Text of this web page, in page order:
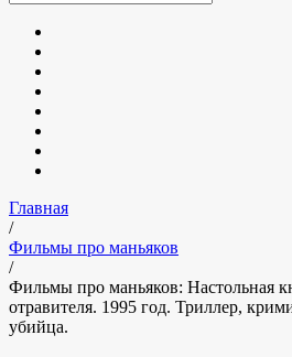
Главная
/
Фильмы про маньяков
/
Фильмы про маньяков: Настольная
отравителя. 1995 год. Триллер,
убийца.